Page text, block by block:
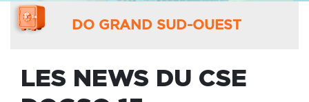
DO GRAND SUD-OUEST
LES NEWS DU CSE